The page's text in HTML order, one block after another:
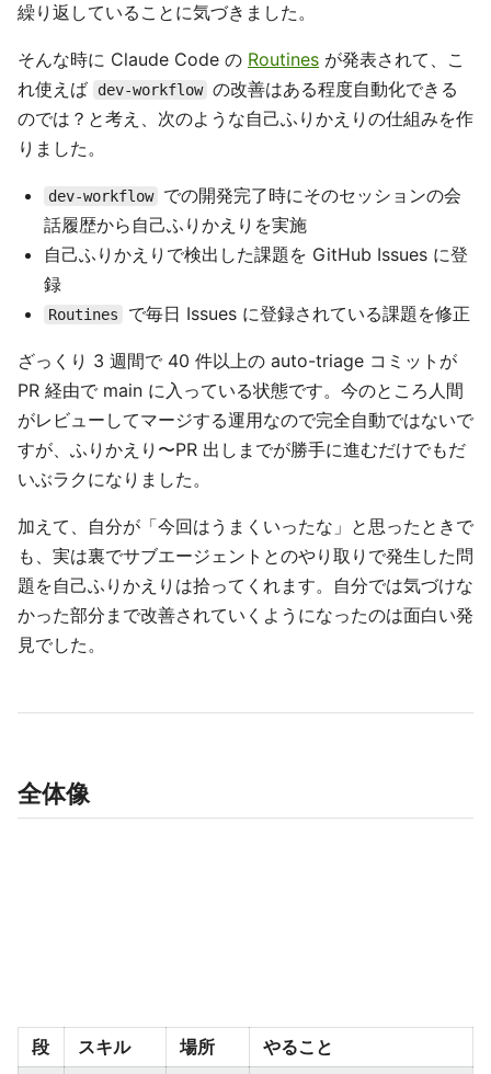
繰り返していることに気づきました。
そんな時に Claude Code の Routines が発表されて、こ
れ使えば
dev-workflow の改善はある程度自動化できる
のでは？と考え、次のような自己ふりかえりの仕組みを作
りました。
dev-workflow
での開発完了時にそのセッションの会
話履歴から自己ふりかえりを実施
自己ふりかえりで検出した課題を GitHub Issues に登
録
Routines で毎日 Issues に登録されている課題を修正
ざっくり 3 週間で 40 件以上の auto-triage コミットが
PR 経由で main に入っている状態です。今のところ人間
がレビューしてマージする運用なので完全自動ではないで
すが、ふりかえり〜PR 出しまでが勝手に進むだけでもだ
いぶラクになりました。
加えて、自分が「今回はうまくいったな」と思ったときで
も、実は裏でサブエージェントとのやり取りで発生した問
題を自己ふりかえりは拾ってくれます。自分では気づけな
かった部分まで改善されていくようになったのは面白い発
見でした。
全体像
段 スキル 場所 やること